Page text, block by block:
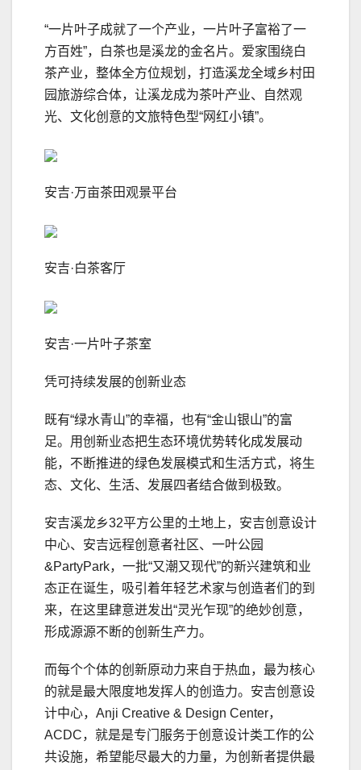
“一片叶子成就了一个产业，一片叶子富裕了一
方百姓”，白茶也是溪龙的金名片。爱家围绕白
茶产业，整体全方位规划，打造溪龙全域乡村田
园旅游综合体，让溪龙成为茶叶产业、自然观
光、文化创意的文旅特色型“网红小镇”。
安吉·万亩茶田观景平台
安吉·白茶客厅
安吉·一片叶子茶室
凭可持续发展的创新业态
既有“绿水青山”的幸福，也有“金山银山”的富
足。用创新业态把生态环境优势转化成发展动
能，不断推进的绿色发展模式和生活方式，将生
态、文化、生活、发展四者结合做到极致。
安吉溪龙乡32平方公里的土地上，安吉创意设计
中心、安吉远程创意者社区、一叶公园
&PartyPark，一批“又潮又现代”的新兴建筑和业
态正在诞生，吸引着年轻艺术家与创造者们的到
来，在这里肆意迸发出“灵光乍现”的绝妙创意，
形成源源不断的创新生产力。
而每个个体的创新原动力来自于热血，最为核心
的就是最大限度地发挥人的创造力。安吉创意设
计中心，Anji Creative & Design Center，
ACDC，就是是专门服务于创意设计类工作的公
共设施，希望能尽最大的力量，为创新者提供最